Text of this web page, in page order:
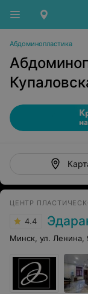
Абдоминопластика
ЦЕНТР
4.4
Минск, ул. Ленина,